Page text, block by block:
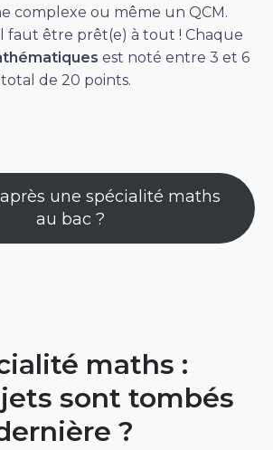
complexe ou même un QCM.
faut être prêt(e) à tout ! Chaque
est noté entre 3 et 6
de 20 points.
une spécialité maths
au bac ?
maths :
sont tombés
?